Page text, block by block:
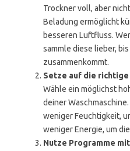
Trockner voll, aber
Beladung ermöglicht
besseren Luftfluss.
sammle diese lieber,
zusammenkommt.
Setze auf die richtige
Wähle ein möglichst
deiner
weniger Feuchtigkeit,
weniger Energie, um
Nutze Programme